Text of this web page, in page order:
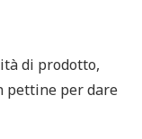
di prodotto,
pettine per dare